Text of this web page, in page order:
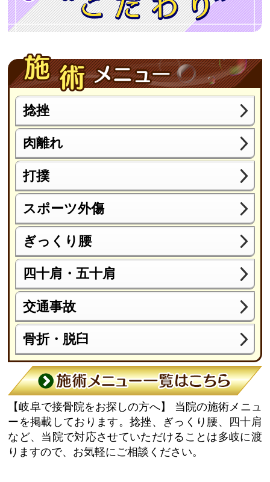
捻挫
肉離れ
打撲
スポーツ外傷
ぎっくり腰
四十肩・五十肩
交通事故
骨折・脱臼
【岐阜で接骨院をお探しの方へ】
当院の施術メニュ
ーを掲載しております。捻挫、ぎっくり腰、四十肩
など、当院で対応させていただけることは多岐に渡
りますので、お気軽にご相談ください。